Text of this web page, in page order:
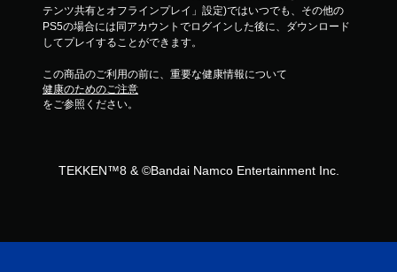
テンツ共有とオフラインプレイ」設定)ではいつでも、その他の
PS5の場合には同アカウントでログインした後に、ダウンロード
してプレイすることができます。
この商品のご利用の前に、重要な健康情報について
健康のためのご注意
をご参照ください。
TEKKEN™8 & ©Bandai Namco Entertainment Inc.